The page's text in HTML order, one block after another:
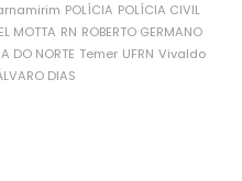
POLÍCIA POLÍCIA CIVIL
MOTTA RN ROBERTO GERMANO
DO NORTE Temer UFRN Vivaldo
DIAS